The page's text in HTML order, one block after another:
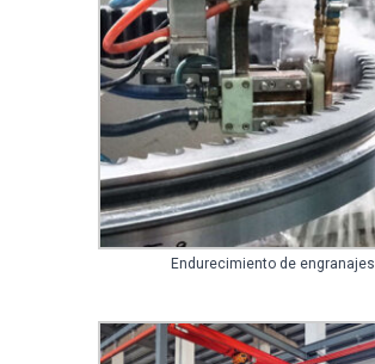
Endurecimiento de engranajes